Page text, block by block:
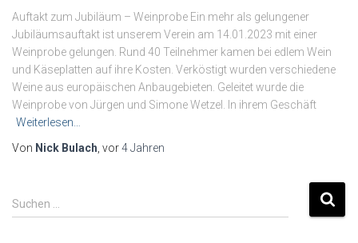
Auftakt zum Jubiläum – Weinprobe Ein mehr als gelungener
Jubiläumsauftakt ist unserem Verein am 14.01.2023 mit einer
Weinprobe gelungen. Rund 40 Teilnehmer kamen bei edlem Wein
und Käseplatten auf ihre Kosten. Verköstigt wurden verschiedene
Weine aus europäischen Anbaugebieten. Geleitet wurde die
Weinprobe von Jürgen und Simone Wetzel. In ihrem Geschäft
Weiterlesen…
Von Nick Bulach, vor4 Jahren
Suchen …